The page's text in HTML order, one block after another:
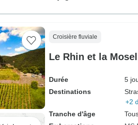
Croisière fluviale
Le Rhin et la
Durée
5
Destinations
+2
Tranche d'âge